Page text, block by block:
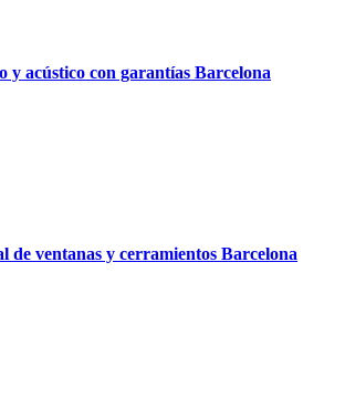
y acústico con garantías Barcelona
de ventanas y cerramientos Barcelona